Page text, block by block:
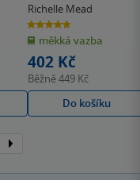
Poslední oběť
Richelle Mead
4.7
z
5
hvězdiček
měkká vazba
402 Kč
Běžně449 Kč
Do košíku